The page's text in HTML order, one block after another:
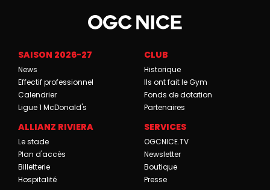
SAISON 2026-27
News
Effectif professionnel
Calendrier
Ligue 1 McDonald's
CLUB
Historique
Ils ont fait le Gym
Fonds de dotation
Partenaires
ALLIANZ RIVIERA
Le stade
Plan d'accès
Billetterie
Hospitalité
SERVICES
OGCNICE.TV
Newsletter
Boutique
Presse